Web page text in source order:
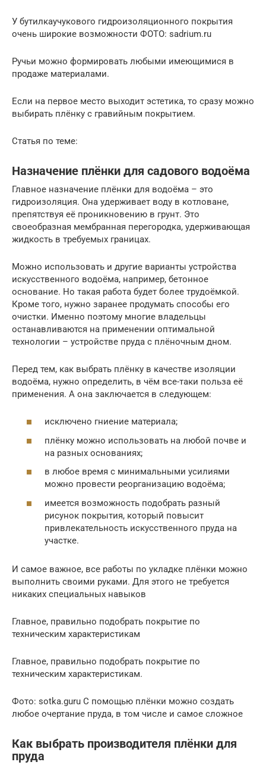
У бутилкаучукового гидроизоляционного покрытия
очень широкие возможности ФОТО: sadrium.ru
Ручьи можно формировать любыми имеющимися в
продаже материалами.
Если на первое место выходит эстетика, то сразу можно
выбирать плёнку с гравийным покрытием.
Статья по теме:
Назначение плёнки для садового водоёма
Главное назначение плёнки для водоёма – это
гидроизоляция. Она удерживает воду в котловане,
препятствуя её проникновению в грунт. Это
своеобразная мембранная перегородка, удерживающая
жидкость в требуемых границах.
Можно использовать и другие варианты устройства
искусственного водоёма, например, бетонное
основание. Но такая работа будет более трудоёмкой.
Кроме того, нужно заранее продумать способы его
очистки. Именно поэтому многие владельцы
останавливаются на применении оптимальной
технологии – устройстве пруда с плёночным дном.
Перед тем, как выбрать плёнку в качестве изоляции
водоёма, нужно определить, в чём все-таки польза её
применения. А она заключается в следующем:
исключено гниение материала;
плёнку можно использовать на любой почве и
на разных основаниях;
в любое время с минимальными усилиями
можно провести реорганизацию водоёма;
имеется возможность подобрать разный
рисунок покрытия, который повысит
привлекательность искусственного пруда на
участке.
И самое важное, все работы по укладке плёнки можно
выполнить своими руками. Для этого не требуется
никаких специальных навыков
Главное, правильно подобрать покрытие по
техническим характеристикам
Главное, правильно подобрать покрытие по
техническим характеристикам.
Фото: sotka.guru С помощью плёнки можно создать
любое очертание пруда, в том числе и самое сложное
Как выбрать производителя плёнки для
пруда